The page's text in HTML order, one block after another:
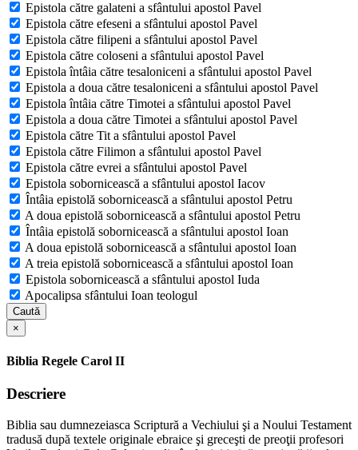
Epistola către galateni a sfântului apostol Pavel
Epistola către efeseni a sfântului apostol Pavel
Epistola către filipeni a sfântului apostol Pavel
Epistola către coloseni a sfântului apostol Pavel
Epistola întâia către tesaloniceni a sfântului apostol Pavel
Epistola a doua către tesaloniceni a sfântului apostol Pavel
Epistola întâia către Timotei a sfântului apostol Pavel
Epistola a doua către Timotei a sfântului apostol Pavel
Epistola către Tit a sfântului apostol Pavel
Epistola către Filimon a sfântului apostol Pavel
Epistola către evrei a sfântului apostol Pavel
Epistola sobornicească a sfântului apostol Iacov
Întâia epistolă sobornicească a sfântului apostol Petru
A doua epistolă sobornicească a sfântului apostol Petru
Întâia epistolă sobornicească a sfântului apostol Ioan
A doua epistolă sobornicească a sfântului apostol Ioan
A treia epistolă sobornicească a sfântului apostol Ioan
Epistola sobornicească a sfântului apostol Iuda
Apocalipsa sfântului Ioan teologul
Caută
×
Biblia Regele Carol II
Descriere
Biblia sau dumnezeiasca Scriptură a Vechiului şi a Noului Testament
tradusă după textele originale ebraice şi greceşti de preoţii profesori